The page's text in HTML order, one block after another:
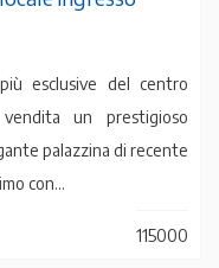
esclusive del centro
un prestigioso
palazzina di recente
con...
115000